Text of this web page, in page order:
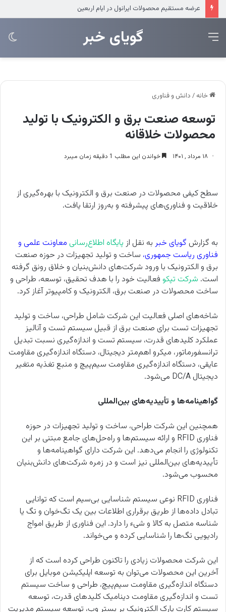
عرضه مستقیم محصولات ایرانول در ایام اربعین
‌‌‌گویای خبر منو
خانه / دانش و فناوری
توسعه صنعت برق و الکترونیک با تولید
محصولات خلاقانه
۱۸ مرداد , ۱۴۰۱ خواندن این مطلب 1 دقیقه زمان میبرد
سطح کیفی محصولات در صنعت برق و الکترونیک با بهره‌گیری از
خلاقیت و فناوری‌های پیشرفته و به‌روز ارتقا یافت.
به گزارش گویای خبر به نقل از پایگاه اطلاع‌رسانی معاونت علمی و
فناوری ریاست جمهوری، ساخت و تولید تجهیزات در حوزه صنعت
برق و الکترونیک با ورود شرکت‌های دانش‌بنیان و خلاق رونق گرفته
است. شرکت تپکو فعالیت خود را با هدف تحقیق، توسعه، طراحی و
ساخت محصولات در صنعت برق، الکترونیک و کامپیوتر آغاز کرد.
شاخه‌های اصلی فعالیت این شرکت شامل طراحی، ساخت و تولید
تجهیزات تست برای صنعت برق از قبیل سیستم تست و آنالیز
عملکرد کلیدهای قدرت، سیستم تست و اندازه‌گیری نسبت تبدیل
ترانسفورماتور، میکرو اهم‌متر دیجیتال، دستگاه اندازه‌گیری مقاومت
عایقی، دستگاه اندازه‌گیری مقاومت سیم‌پیچ و منبع تغذیه متغیر
دیجیتالDC/A می‌شود.
گواهینامه‌ها و تأییدیه‌های بین‌المللی
همچنین این شرکت طراحی، ساخت و تولید تجهیزات در حوزه
فناوری RFID و ارائه سیستم‌ها و راه‌حل‌های جامع مبتنی بر این
تکنولوژی را انجام می‌دهد. این شرکت دارای گواهینامه‌ها و
تأییدیه‌های بین‌المللی نیز است و در زمره شرکت‌های دانش‌بنیان
محسوب می‌شود.
فناوری RFID نوعی سیستم شناسایی بی‌سیم است که توانایی
تبادل داده‌ها از طریق برقراری اطلاعات بین یک تگ‌خوان و تگ یا
شناسه متصل به کالا و شی‌ء را دارد. این فناوری از طریق امواج
رادیویی تگ‌ها را شناسایی کرده و می‌خواند.
این شرکت محصولات زیادی را تاکنون طراحی کرده است که از
آخرین این محصولات می‌توان به توسعه اپلیکیشن موبایل برای
دستگاه اندازه‌گیری مقاومت سیم‌پیچ، طراحی و ساخت سیستم
تست و اندازه‌گیری مقاومت دینامیک کلیدهای قدرت، توسعه
سیستم کارت پارک الکترونیک بر بستر وب، توسعه سیستم مدیریت